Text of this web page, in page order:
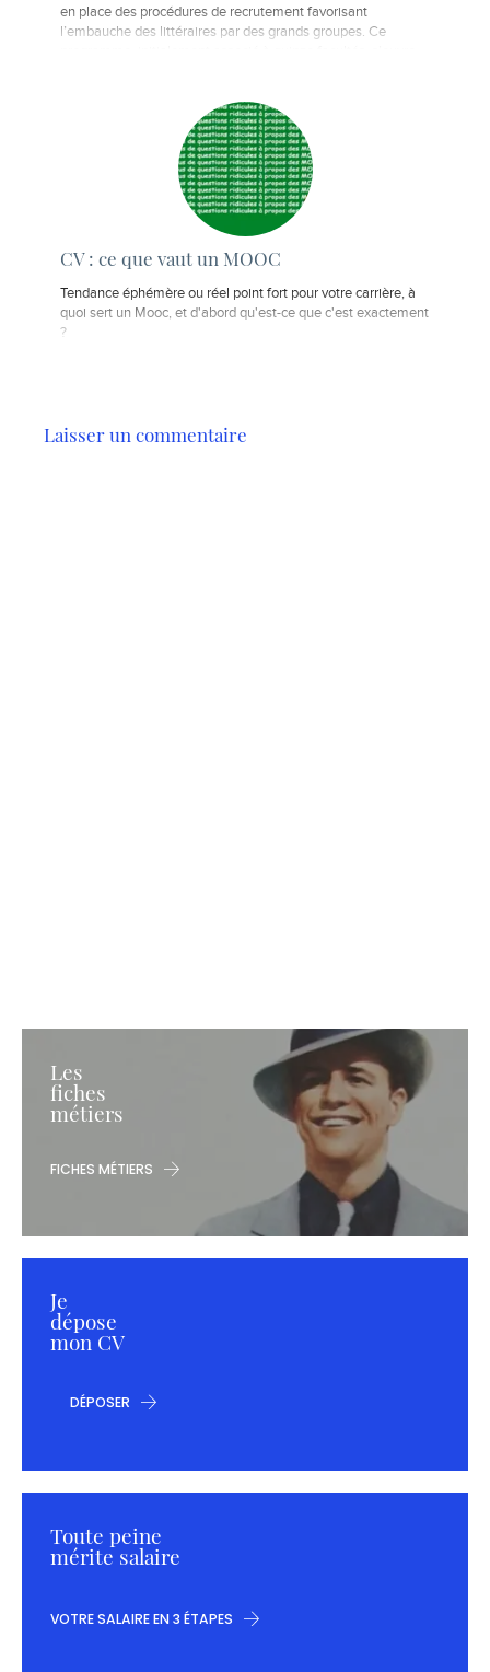
en place des procédures de recrutement favorisant
l’embauche des littéraires par des grands groupes. Ce
CV : ce que vaut un MOOC
Tendance éphémère ou réel point fort pour votre carrière, à
quoi sert un Mooc, et d'abord qu'est-ce que c'est exactement
?
Laisser un commentaire
Les
fiches
métiers
FICHES MÉTIERS
Je
dépose
mon CV
DÉPOSER
Toute peine
mérite salaire
VOTRE SALAIRE EN 3 ÉTAPES